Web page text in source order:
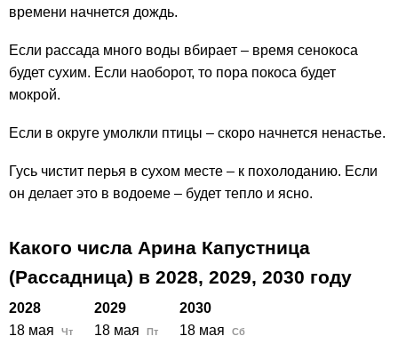
времени начнется дождь.
Если рассада много воды вбирает – время сенокоса
будет сухим. Если наоборот, то пора покоса будет
мокрой.
Если в округе умолкли птицы – скоро начнется ненастье.
Гусь чистит перья в сухом месте – к похолоданию. Если
он делает это в водоеме – будет тепло и ясно.
Какого числа Арина Капустница
(Рассадница) в 2028, 2029, 2030 году
2028 2029
2030
18 мая
Чт 18 мая Пт 18 мая Сб